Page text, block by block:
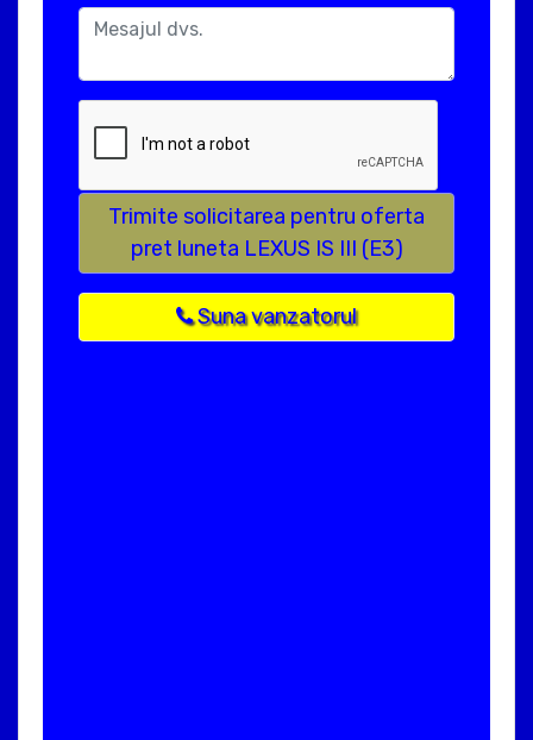
Trimite solicitarea pentru oferta
pret luneta LEXUS IS III (E3)
Suna vanzatorul